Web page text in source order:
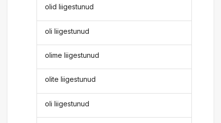
olid liigestunud
oli liigestunud
olime liigestunud
olite liigestunud
oli liigestunud